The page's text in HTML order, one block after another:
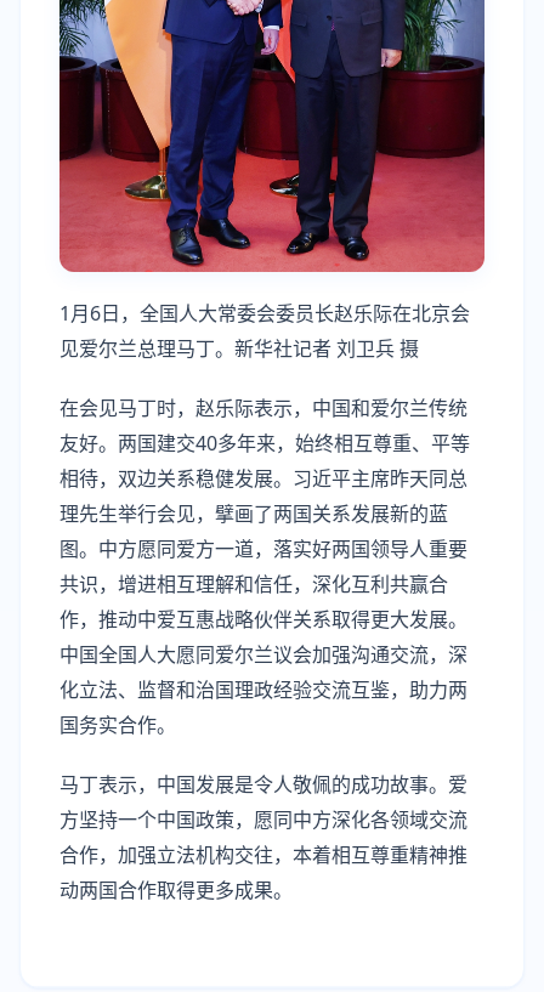
1月6日，全国人大常委会委员长赵乐际在北京会
见爱尔兰总理马丁。新华社记者 刘卫兵 摄
在会见马丁时，赵乐际表示，中国和爱尔兰传统
友好。两国建交40多年来，始终相互尊重、平等
相待，双边关系稳健发展。习近平主席昨天同总
理先生举行会见，擘画了两国关系发展新的蓝
图。中方愿同爱方一道，落实好两国领导人重要
共识，增进相互理解和信任，深化互利共赢合
作，推动中爱互惠战略伙伴关系取得更大发展。
中国全国人大愿同爱尔兰议会加强沟通交流，深
化立法、监督和治国理政经验交流互鉴，助力两
国务实合作。
马丁表示，中国发展是令人敬佩的成功故事。爱
方坚持一个中国政策，愿同中方深化各领域交流
合作，加强立法机构交往，本着相互尊重精神推
动两国合作取得更多成果。